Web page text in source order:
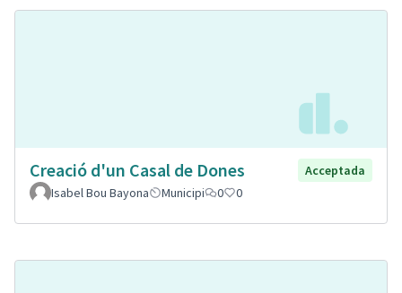
Creació d'un Casal de Dones
Acceptada
Isabel Bou Bayona
Municipi 0 0